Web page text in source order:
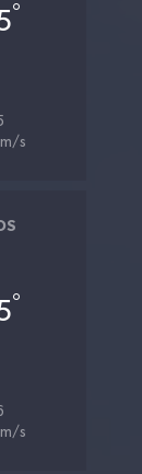
°
m/s
°
m/s